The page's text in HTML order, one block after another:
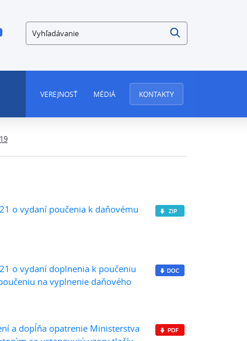
Vyhľadávanie
VEREJNOSŤ MÉDIÁ KONTAKTY
o vydaní poučenia k daňovému
o vydaní doplnenia k poučeniu
na vyplnenie daňového
a dopĺňa opatrenie Ministerstva